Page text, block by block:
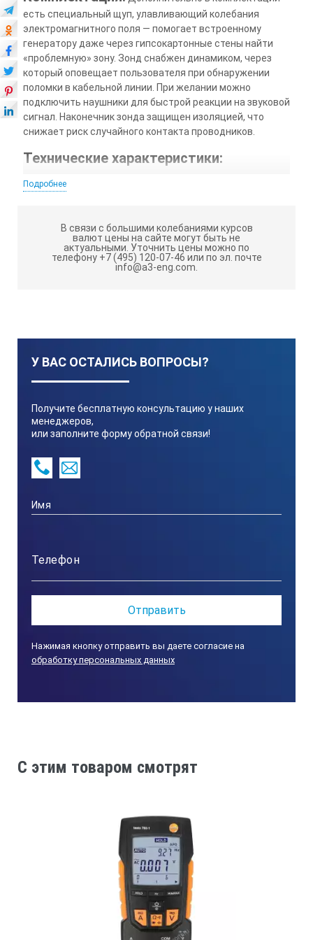
есть специальный щуп, улавливающий колебания
электромагнитного поля — помогает встроенному
генератору даже через гипсокартонные стены найти
«проблемную» зону. Зонд снабжен динамиком, через
который оповещает пользователя при обнаружении
поломки в кабельной линии. При желании можно
подключить наушники для быстрой реакции на звуковой
сигнал. Наконечник зонда защищен изоляцией, что
снижает риск случайного контакта проводников.
Технические характеристики:
ТТД нормируются при: (23 ± 5) °С, отн. влажность ≤ 70%
ПОСТОЯННОЕ НАПРЯЖЕНИЕ
200 мВ 2, 20, 200, 600 В
± (0.5 % ± 3 е.м.р.)
1 мВ
ПОСТОЯННЫЙ ТОК
Подробнее
В связи с большими колебаниями курсов
валют цены на сайте могут быть не
актуальными. Уточнить цены можно по
телефону +7 (495) 120-07-46 или по эл. почте
info@a3-eng.com.
У ВАС ОСТАЛИСЬ ВОПРОСЫ?
Получите бесплатную консультацию у наших
менеджеров,
или заполните форму обратной связи!
Нажимая кнопку отправить вы даете согласие на
обработку персональных данных
C этим товаром смотрят